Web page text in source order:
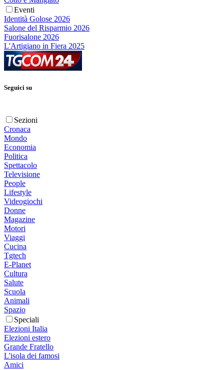
Eventi
Identità Golose 2026
Salone del Risparmio 2026
Fuorisalone 2026
L'Artigiano in Fiera 2025
Seguici su
Sezioni
Cronaca
Mondo
Economia
Politica
Spettacolo
Televisione
People
Lifestyle
Videogiochi
Donne
Magazine
Motori
Viaggi
Cucina
Tgtech
E-Planet
Cultura
Salute
Scuola
Animali
Spazio
Speciali
Elezioni Italia
Elezioni estero
Grande Fratello
L'isola dei famosi
Amici